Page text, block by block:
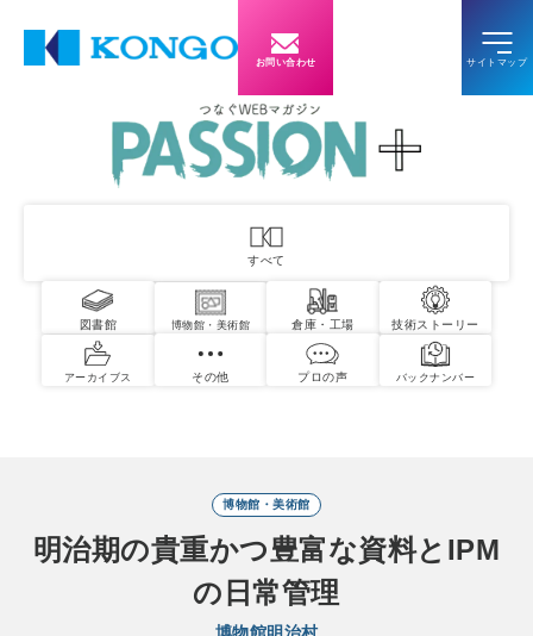
お問い合わせ
すべて
図書館 博物館・美術館 倉庫・工場 技術ストーリー
アーカイブス その他 プロの声 バックナンバー
博物館・美術館
明治期の貴重かつ豊富な資料とIPM
の日常管理